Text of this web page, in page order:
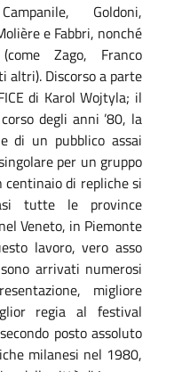
Goldoni,
e Fabbri, nonché
Zago, Franco
altri). Discorso a parte
di Karol Wojtyla; il
degli anni ’80, la
di un pubblico assai
per un gruppo
centinaio di repliche si
tutte le province
Veneto, in Piemonte
lavoro, vero asso
arrivati numerosi
migliore
regia al festival
posto assoluto
milanesi nel 1980,